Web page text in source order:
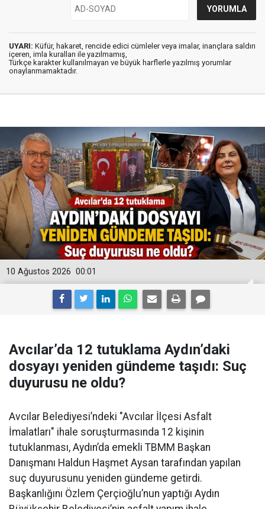
UYARI: Küfür, hakaret, rencide edici cümleler veya imalar, inançlara saldırı
içeren, imla kuralları ile yazılmamış,
Türkçe karakter kullanılmayan ve büyük harflerle yazılmış yorumlar
onaylanmamaktadır.
00:01
10 Ağustos 2026
Avcılar’da 12 tutuklama Aydın’daki
dosyayı yeniden gündeme taşıdı: Suç
duyurusu ne oldu?
Avcılar Belediyesi’ndeki "Avcılar İlçesi Asfalt
İmalatları" ihale soruşturmasında 12 kişinin
tutuklanması, Aydın’da emekli TBMM Başkan
Danışmanı Haldun Haşmet Aysan tarafından yapılan
suç duyurusunu yeniden gündeme getirdi.
Başkanlığını Özlem Çerçioğlu’nun yaptığı Aydın